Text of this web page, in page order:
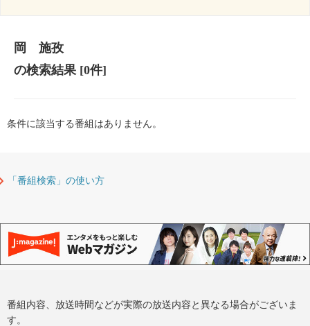
岡 施孜
の検索結果[0件]
条件に該当する番組はありません。
「番組検索」の使い方
番組内容、放送時間などが実際の放送内容と異なる場合がございま
す。